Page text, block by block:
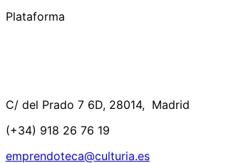
Plataforma
C/ del Prado 7 6D, 28014, Madrid
(+34) 918 26 76 19
emprendoteca@culturia.es